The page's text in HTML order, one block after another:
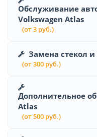
Обслуживание
Volkswagen Atlas
(от 3 руб.)
Замена стекол
(от 300 руб.)
Дополнительное
Atlas
(от 500 руб.)